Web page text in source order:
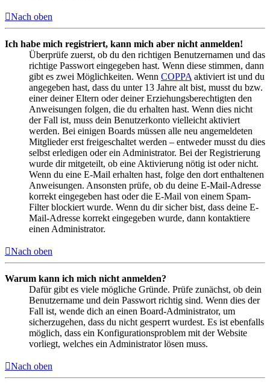
Nach oben
Ich habe mich registriert, kann mich aber nicht anmelden!
Überprüfe zuerst, ob du den richtigen Benutzernamen und das
richtige Passwort eingegeben hast. Wenn diese stimmen, dann
gibt es zwei Möglichkeiten. Wenn COPPA aktiviert ist und du
angegeben hast, dass du unter 13 Jahre alt bist, musst du bzw.
einer deiner Eltern oder deiner Erziehungsberechtigten den
Anweisungen folgen, die du erhalten hast. Wenn dies nicht
der Fall ist, muss dein Benutzerkonto vielleicht aktiviert
werden. Bei einigen Boards müssen alle neu angemeldeten
Mitglieder erst freigeschaltet werden – entweder musst du dies
selbst erledigen oder ein Administrator. Bei der Registrierung
wurde dir mitgeteilt, ob eine Aktivierung nötig ist oder nicht.
Wenn du eine E-Mail erhalten hast, folge den dort enthaltenen
Anweisungen. Ansonsten prüfe, ob du deine E-Mail-Adresse
korrekt eingegeben hast oder die E-Mail von einem Spam-
Filter blockiert wurde. Wenn du dir sicher bist, dass deine E-
Mail-Adresse korrekt eingegeben wurde, dann kontaktiere
einen Administrator.
Nach oben
Warum kann ich mich nicht anmelden?
Dafür gibt es viele mögliche Gründe. Prüfe zunächst, ob dein
Benutzername und dein Passwort richtig sind. Wenn dies der
Fall ist, wende dich an einen Board-Administrator, um
sicherzugehen, dass du nicht gesperrt wurdest. Es ist ebenfalls
möglich, dass ein Konfigurationsproblem mit der Website
vorliegt, welches ein Administrator lösen muss.
Nach oben